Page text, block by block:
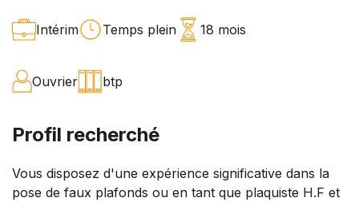
Intérim Temps plein 18 mois
Ouvrier btp
Profil recherché
Vous disposez d'une expérience significative dans la
pose de faux plafonds ou en tant que plaquiste H.F et